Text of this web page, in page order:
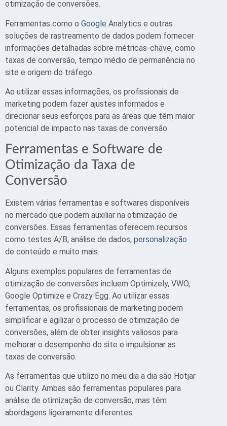
otimização de conversões.
Ferramentas como o Google Analytics e outras
soluções de rastreamento de dados podem fornecer
informações detalhadas sobre métricas-chave, como
taxas de conversão, tempo médio de permanência no
site e origem do tráfego.
Ao utilizar essas informações, os profissionais de
marketing podem fazer ajustes informados e
direcionar seus esforços para as áreas que têm maior
potencial de impacto nas taxas de conversão.
Ferramentas e Software de
Otimização da Taxa de
Conversão
Existem várias ferramentas e softwares disponíveis
no mercado que podem auxiliar na otimização de
conversões. Essas ferramentas oferecem recursos
como testes A/B, análise de dados, personalização
de conteúdo e muito mais.
Alguns exemplos populares de ferramentas de
otimização de conversões incluem Optimizely, VWO,
Google Optimize e Crazy Egg. Ao utilizar essas
ferramentas, os profissionais de marketing podem
simplificar e agilizar o processo de otimização de
conversões, além de obter insights valiosos para
melhorar o desempenho do site e impulsionar as
taxas de conversão.
As ferramentas que utilizo no meu dia a dia são Hotjar
ou Clarity. Ambas são ferramentas populares para
análise de otimização de conversão, mas têm
abordagens ligeiramente diferentes.